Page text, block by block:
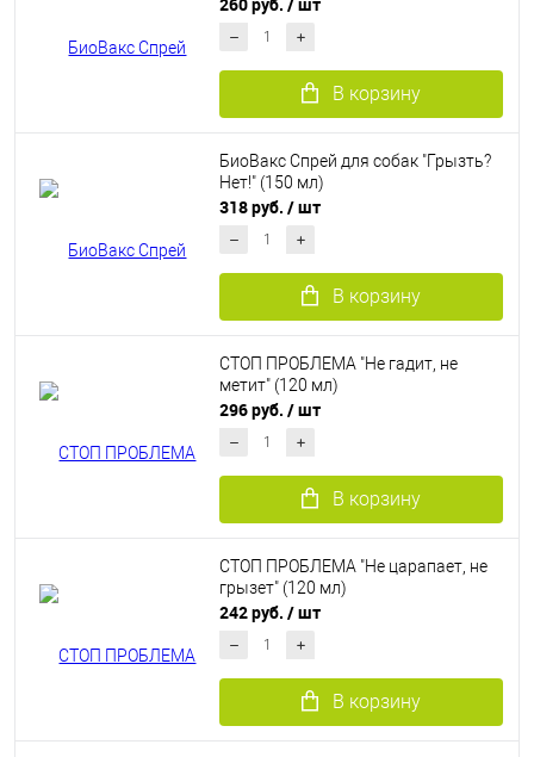
В корзину
БиоВакс Спрей для собак "Грызть?
Нет!" (150 мл)
318 руб. / шт
В корзину
СТОП ПРОБЛЕМА "Не гадит, не
метит" (120 мл)
296 руб. / шт
В корзину
СТОП ПРОБЛЕМА "Не царапает, не
грызет" (120 мл)
242 руб. / шт
В корзину